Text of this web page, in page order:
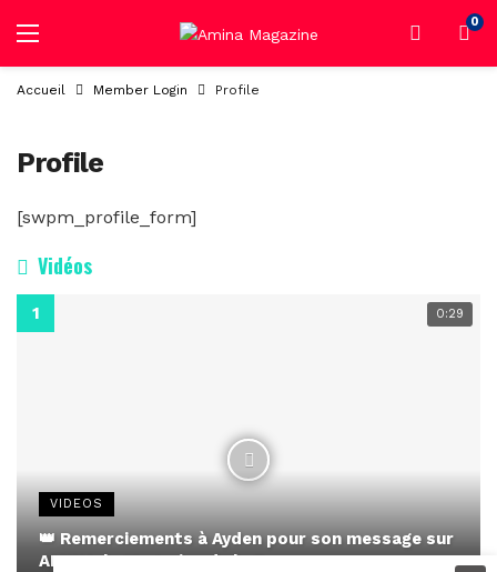
0
Accueil Member Login Profile
Profile
[swpm_profile_form]
Vidéos
0:29
VIDEOS
👑 Remerciements à Ayden pour son message sur
AMINA, le Magazine de la Femme